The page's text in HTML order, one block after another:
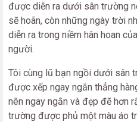
được diễn ra dưới sân trường
sẽ hoãn, còn những ngày trời
diễn ra trong niềm hân hoan
người.
Tôi cùng lũ bạn ngồi dưới sân
được xếp ngay ngắn thẳng
nên ngay ngắn và đẹp đẽ hơn
trường được phủ một màu áo